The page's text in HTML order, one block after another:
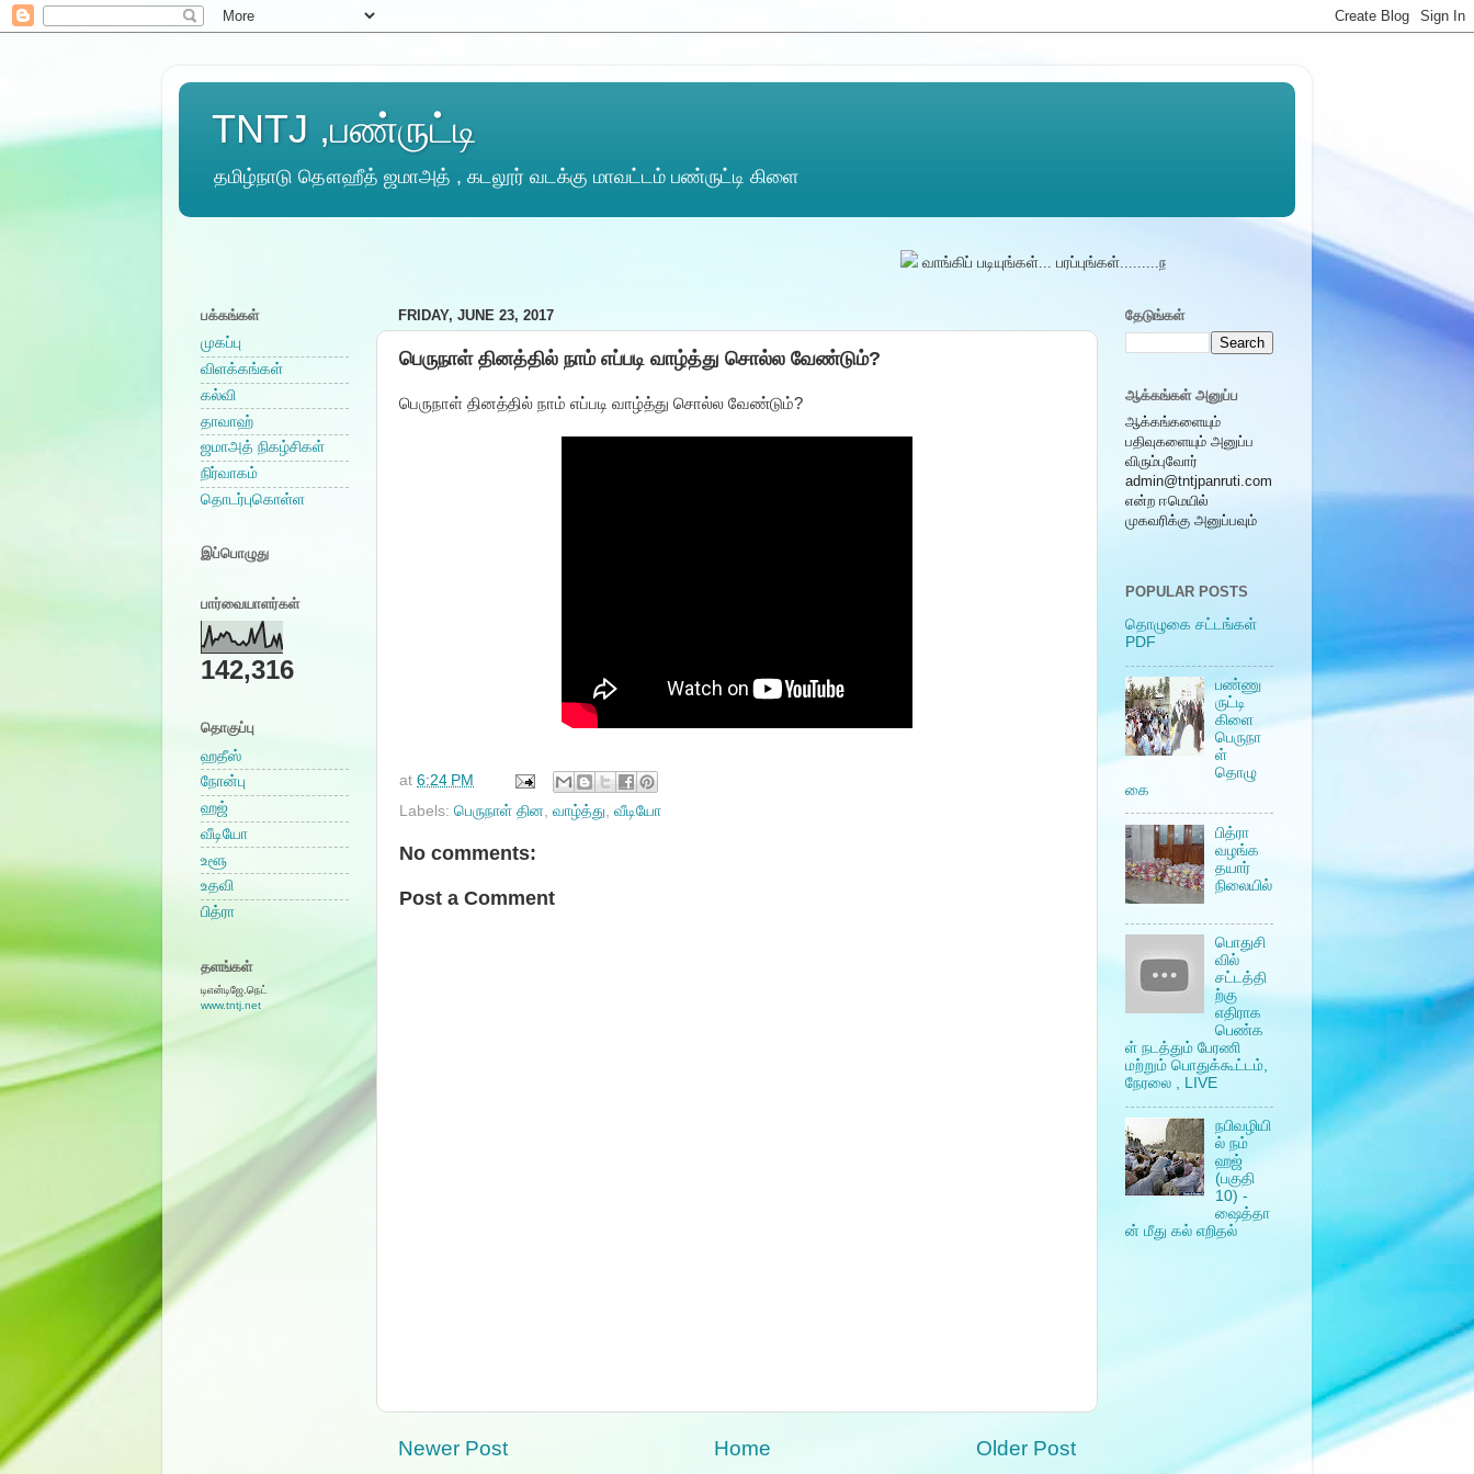
TNTJ ,பண்ருட்டி
தமிழ்நாடு தௌஹீத் ஜமாஅத் , கடலூர் வடக்கு மாவட்டம் பண்ருட்டி கிளை
வாங்கிப் படியுங்கள்... பரப்புங்கள்.........நடுநிலை சமுதாயம் - ............நமது பள்ளியில்
FRIDAY, JUNE 23, 2017
பெருநாள் தினத்தில் நாம் எப்படி வாழ்த்து சொல்ல வேண்டும்?
பெருநாள் தினத்தில் நாம் எப்படி வாழ்த்து சொல்ல வேண்டும்?
at 6:24 PM
Labels: பெருநாள் தின வாழ்த்து வீடியோ
No comments:
Post a Comment
Newer Post Older Post
Home
பக்கங்கள்
முகப்பு
விளக்கங்கள்
கல்வி
தாவாஹ்
ஜமாஅத் நிகழ்சிகள்
நிர்வாகம்
தொடர்புகொள்ள
இப்பொழுது
பார்வையாளர்கள்
142,316
தொகுப்பு
ஹதீஸ்
நோன்பு
ஹஜ்
வீடியோ
உளூ
உதவி
பித்ரா
தளங்கள்
டிஎன்டிஜே.நெட்
www.tntj.net
தேடுங்கள்
ஆக்கங்கள் அனுப்ப
ஆக்கங்களையும்
பதிவுகளையும் அனுப்ப
விரும்புவோர்
admin@tntjpanruti.com
என்ற ஈமெயில்
முகவரிக்கு அனுப்பவும்
POPULAR POSTS
தொழுகை சட்டங்கள்
PDF
பண்ணு
ருட்டி
கிளை
பெருநா
ள்
தொழு
கை
பித்ரா
வழங்க
தயார்
நிலையில்
பொதுசி
வில்
சட்டத்தி
ற்கு
எதிராக
பெண்க
ள் நடத்தும் பேரணி
மற்றும் பொதுக்கூட்டம்,
நேரலை , LIVE
நபிவழியி
ல் நம்
ஹஜ்
(பகுதி
10) -
ஷைத்தா
ன் மீது கல் எறிதல்